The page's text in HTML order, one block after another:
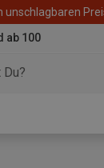
unschlagbaren
ab 100